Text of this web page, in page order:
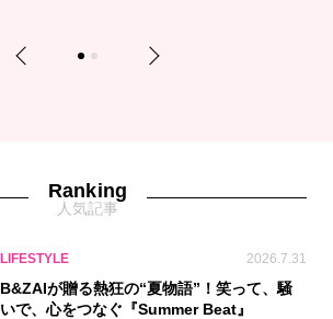
Previous 1 2 Next
Ranking
人気記事
LIFESTYLE 2026.7.31
B&ZAIが贈る熱狂の“夏物語”！笑って、騒
いで、心をつなぐ『Summer Beat』